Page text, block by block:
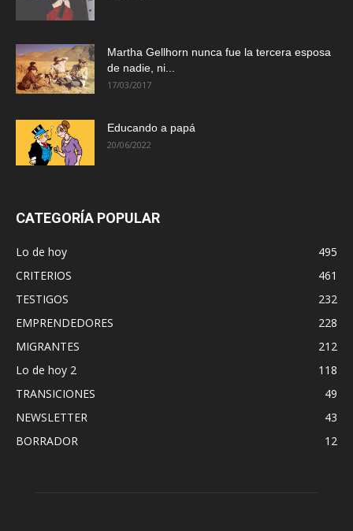
Martha Gellhorn nunca fue la tercera esposa
de nadie, ni...
17/03/2017
Educando a papá
20/06/2022
CATEGORÍA POPULAR
Lo de hoy
495
CRITERIOS
461
TESTIGOS
232
EMPRENDEDORES
228
MIGRANTES
212
Lo de hoy 2
118
TRANSICIONES
49
NEWSLETTER
43
BORRADOR
12